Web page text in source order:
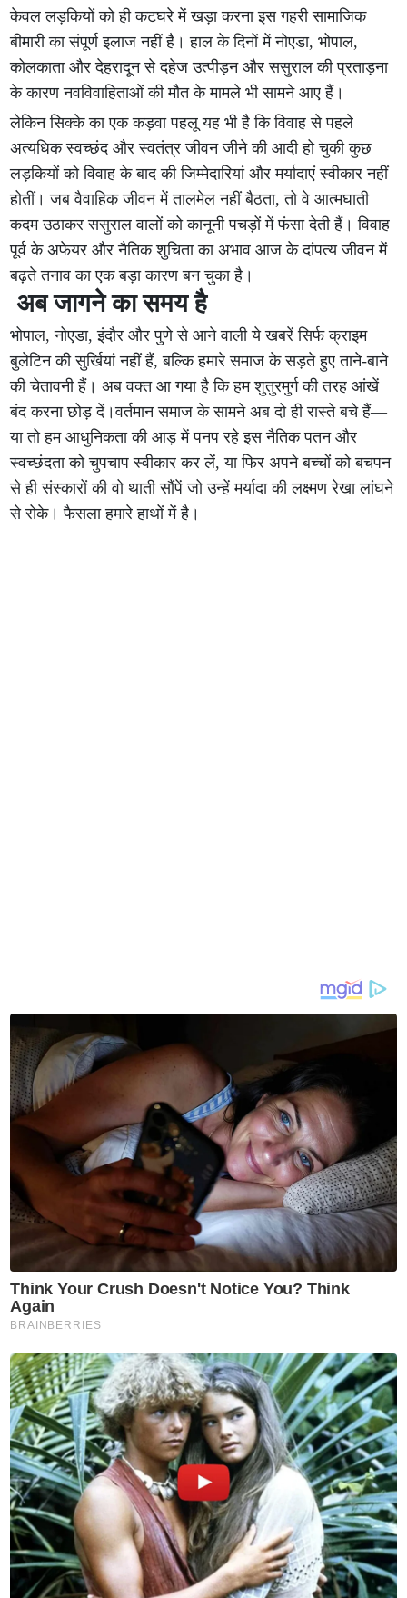
केवल लड़कियों को ही कटघरे में खड़ा करना इस गहरी सामाजिक
बीमारी का संपूर्ण इलाज नहीं है। हाल के दिनों में नोएडा, भोपाल,
कोलकाता और देहरादून से दहेज उत्पीड़न और ससुराल की प्रताड़ना
के कारण नवविवाहिताओं की मौत के मामले भी सामने आए हैं।
लेकिन सिक्के का एक कड़वा पहलू यह भी है कि विवाह से पहले
अत्यधिक स्वच्छंद और स्वतंत्र जीवन जीने की आदी हो चुकी कुछ
लड़कियों को विवाह के बाद की जिम्मेदारियां और मर्यादाएं स्वीकार नहीं
होतीं। जब वैवाहिक जीवन में तालमेल नहीं बैठता, तो वे आत्मघाती
कदम उठाकर ससुराल वालों को कानूनी पचड़ों में फंसा देती हैं। विवाह
पूर्व के अफेयर और नैतिक शुचिता का अभाव आज के दांपत्य जीवन में
बढ़ते तनाव का एक बड़ा कारण बन चुका है।
अब जागने का समय है
भोपाल, नोएडा, इंदौर और पुणे से आने वाली ये खबरें सिर्फ क्राइम
बुलेटिन की सुर्खियां नहीं हैं, बल्कि हमारे समाज के सड़ते हुए ताने-बाने
की चेतावनी हैं। अब वक्त आ गया है कि हम शुतुरमुर्ग की तरह आंखें
बंद करना छोड़ दें।वर्तमान समाज के सामने अब दो ही रास्ते बचे हैं—
या तो हम आधुनिकता की आड़ में पनप रहे इस नैतिक पतन और
स्वच्छंदता को चुपचाप स्वीकार कर लें, या फिर अपने बच्चों को बचपन
से ही संस्कारों की वो थाती सौंपें जो उन्हें मर्यादा की लक्ष्मण रेखा लांघने
से रोके। फैसला हमारे हाथों में है।